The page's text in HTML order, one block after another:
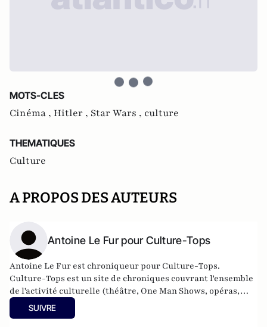
MOTS-CLES
Cinéma , Hitler , Star Wars , culture
THEMATIQUES
Culture
A PROPOS DES AUTEURS
Antoine Le Fur pour Culture-Tops
Antoine Le Fur est chroniqueur pour Culture-Tops.
Culture-Tops est un site de chroniques couvrant l'ensemble
de l'activité culturelle (théâtre, One Man Shows, opéras,
ballets, spectacles divers, cinéma, expos, livres, etc.).
SUIVRE